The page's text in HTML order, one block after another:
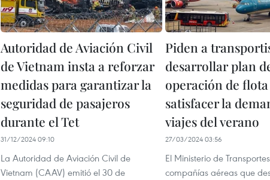
Autoridad de Aviación Civil
de Vietnam insta a reforzar
medidas para garantizar la
seguridad de pasajeros
durante el Tet
31/12/2024 09:10
La Autoridad de Aviación Civil de
Vietnam (CAAV) emitió el 30 de
Piden a
desarrollar plan
operación de
satisfacer la
viajes del verano
27/03/2024 03:56
El Ministerio de
compañías aéreas que